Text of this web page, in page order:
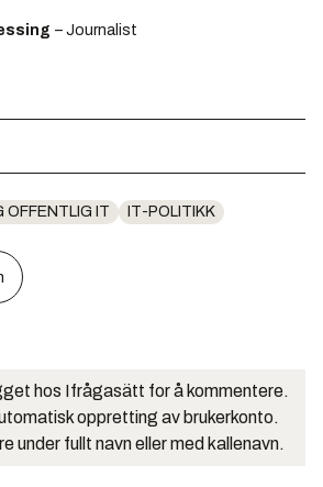
– Journalist
OFFENTLIG IT IT-POLITIKK
hos Ifrågasätt for å kommentere.
oppretting av brukerkonto.
under fullt navn eller med kallenavn.